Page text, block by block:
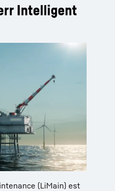
Intelligent
(LiMain) est